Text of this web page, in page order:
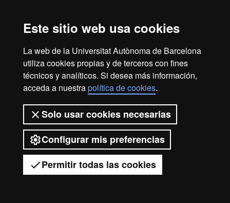
Este sitio web usa cookies
La web de la Universitat Autònoma de Barcelona
utiliza cookies propias y de terceros con fines
técnicos y analíticos. Si desea más información,
acceda a nuestrapolítica de cookies.
Solo usar cookies necesarias
Configurar mis preferencias
Permitir todas las cookies
patrimonial vinculados a la actividad universitaria, dirigidos
empresas e instituciones, a través de la coordinación de
diversas entidades y servicios.
2026 Universitat Autònoma de Barcelona